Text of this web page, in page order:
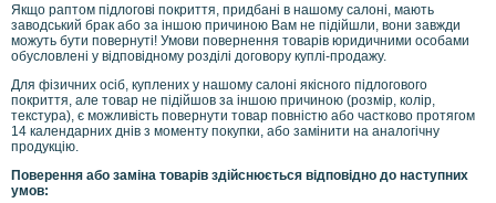
Якщо раптом підлогові покриття, придбані в нашому салоні, мають
заводський брак або за іншою причиною Вам не підійшли, вони завжди
можуть бути повернуті! Умови повернення товарів юридичними особами
обусловлені у відповідному розділі договору куплі-продажу.
Для фізичних осіб, куплених у нашому салоні якісного підлогового
покриття, але товар не підійшов за іншою причиною (розмір, колір,
текстура), є можливість повернути товар повністю або частково протягом
14 календарних днів з моменту покупки, або замінити на аналогічну
продукцію.
Поверення або заміна товарів здійснюється відповідно до наступних
умов: